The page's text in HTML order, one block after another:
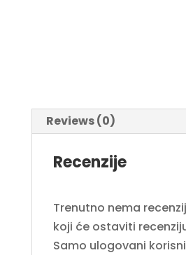
Reviews (0)
Recenzije
Trenutno nema
koji će ostaviti
Samo ulogovani